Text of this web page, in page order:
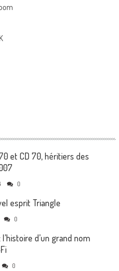
et CD 70, héritiers des
0
esprit Triangle
0
d’un grand nom
0